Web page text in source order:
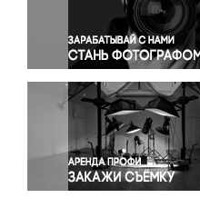
Правосудие
Происшествия и
Религия
Светская жизнь
Спорт
Экология
Экономика и бизнес